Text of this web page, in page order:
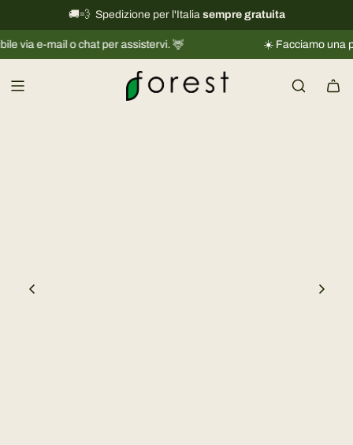
a
i
🚚💨 Spedizione per l'Italia sempre gratuita
International shipping information→
mail o chat per assistervi. 🦌 ☀️ Facciamo una piccola